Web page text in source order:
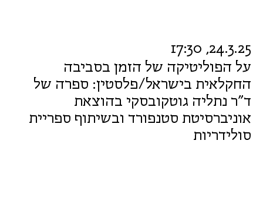
על הפוליטיקה של הזמן בסביבה
החקלאית בישראל/פלסטין: ספרה של
ד"ר נתליה גוטקובסקי בהוצאת
אוניברסיטת סטנפורד ובשיתוף ספריית
סולידריות
24.3.25, 17:30